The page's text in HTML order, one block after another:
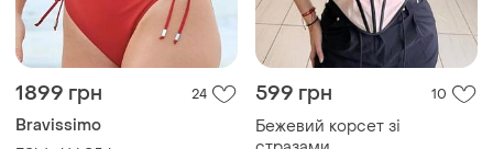
1899 грн 24
Bravissimo
599 грн 10
Бежевий корсет зі